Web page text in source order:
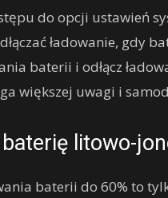
do opcji ustawień
ładowanie, gdy
baterii i odłącz
większej uwagi i
litowo-
baterii do 60% to